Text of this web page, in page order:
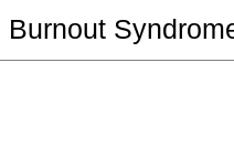
Burnout